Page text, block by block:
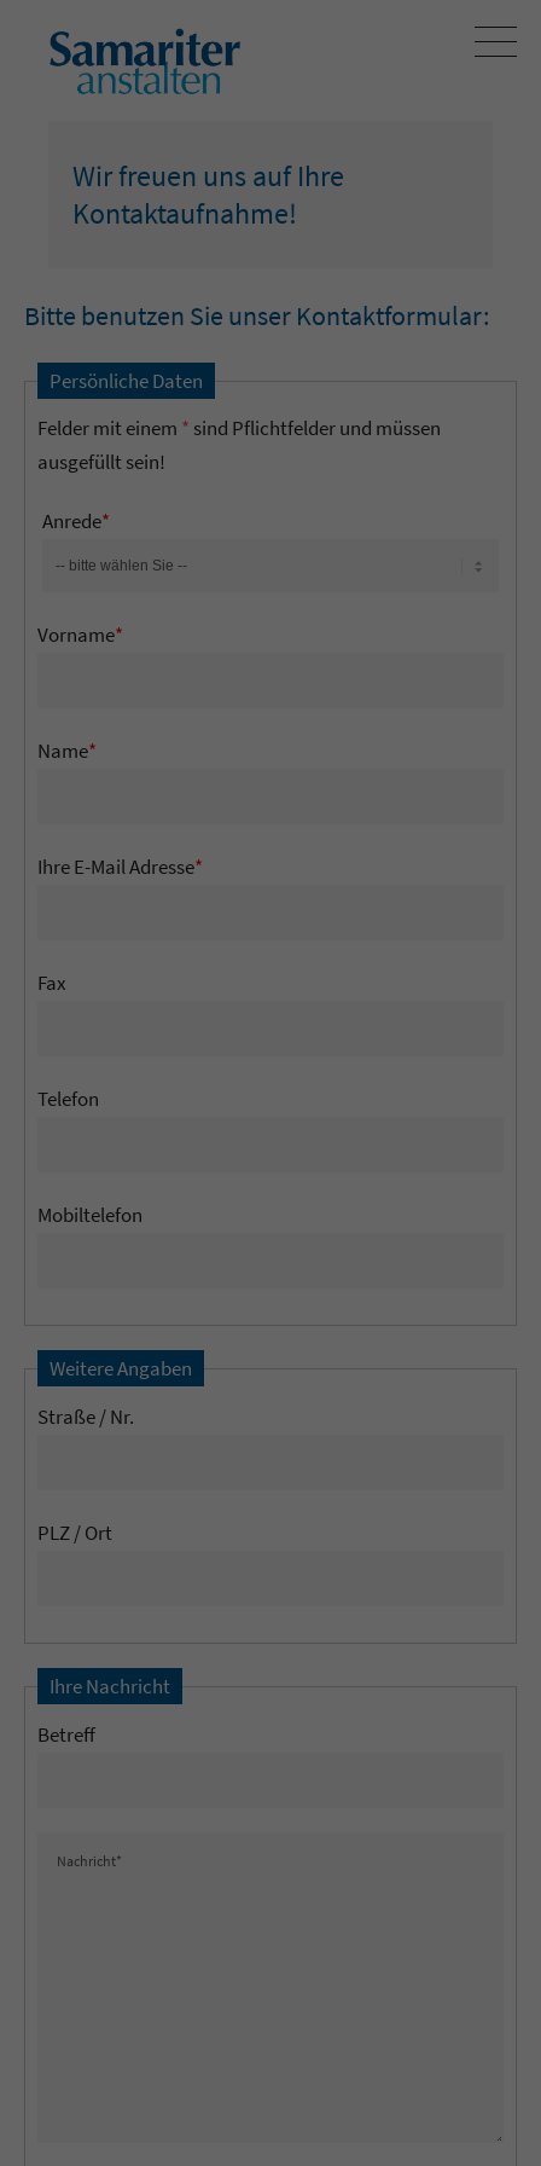
Wir freuen uns auf Ihre
Kontaktaufnahme!
Bitte benutzen Sie unser Kontaktformular:
Persönliche Daten
Felder mit einem * sind Pflichtfelder und müssen
ausgefüllt sein!
Anrede*
Vorname*
Name*
Ihre E-Mail Adresse*
Fax
Telefon
Mobiltelefon
Weitere Angaben
Straße / Nr.
PLZ / Ort
Ihre Nachricht
Betreff